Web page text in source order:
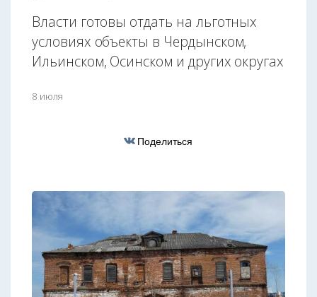
Власти готовы отдать на льготных
условиях объекты в Чердынском,
Ильинском, Осинском и других округах
8 июля
Поделиться